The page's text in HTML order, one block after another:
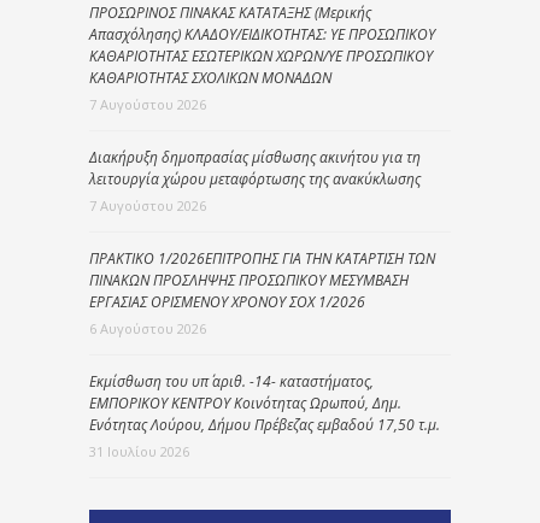
ΠΡΟΣΩΡΙΝΟΣ ΠΙΝΑΚΑΣ ΚΑΤΑΤΑΞΗΣ (Μερικής
Απασχόλησης) ΚΛΑΔΟΥ/ΕΙΔΙΚΟΤΗΤΑΣ: ΥΕ ΠΡΟΣΩΠΙΚΟΥ
ΚΑΘΑΡΙΟΤΗΤΑΣ ΕΣΩΤΕΡΙΚΩΝ ΧΩΡΩΝ/ΥΕ ΠΡΟΣΩΠΙΚΟΥ
ΚΑΘΑΡΙΟΤΗΤΑΣ ΣΧΟΛΙΚΩΝ ΜΟΝΑΔΩΝ
7 Αυγούστου 2026
Διακήρυξη δημοπρασίας μίσθωσης ακινήτου για τη
λειτουργία χώρου μεταφόρτωσης της ανακύκλωσης
7 Αυγούστου 2026
ΠΡΑΚΤΙΚΟ 1/2026ΕΠΙΤΡΟΠΗΣ ΓΙΑ ΤΗΝ ΚΑΤΑΡΤΙΣΗ ΤΩΝ
ΠΙΝΑΚΩΝ ΠΡΟΣΛΗΨΗΣ ΠΡΟΣΩΠΙΚΟΥ ΜΕΣΥΜΒΑΣΗ
ΕΡΓΑΣΙΑΣ ΟΡΙΣΜΕΝΟΥ ΧΡΟΝΟΥ ΣΟΧ 1/2026
6 Αυγούστου 2026
Εκμίσθωση του υπ΄ αριθ. -14- καταστήματος,
ΕΜΠΟΡΙΚΟΥ ΚΕΝΤΡΟΥ Κοινότητας Ωρωπού, Δημ.
Ενότητας Λούρου, Δήμου Πρέβεζας εμβαδού 17,50 τ.μ.
31 Ιουλίου 2026